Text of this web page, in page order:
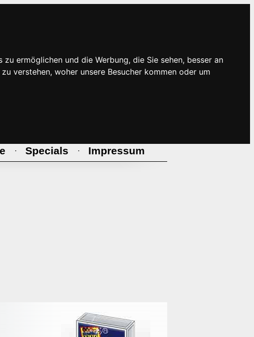
ermöglichen und die Werbung, die Sie sehen, besser an
verstehen, woher unsere Besucher kommen oder um
· Specials · Impressum